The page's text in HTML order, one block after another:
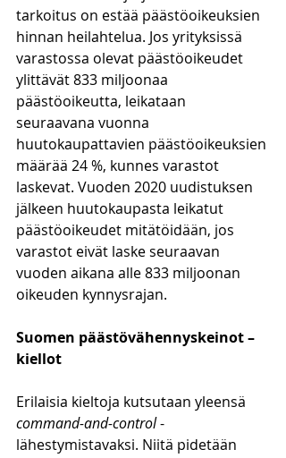
tarkoitus on estää päästöoikeuksien
hinnan heilahtelua. Jos yrityksissä
varastossa olevat päästöoikeudet
ylittävät 833 miljoonaa
päästöoikeutta, leikataan
seuraavana vuonna
huutokaupattavien päästöoikeuksien
määrää 24 %, kunnes varastot
laskevat. Vuoden 2020 uudistuksen
jälkeen huutokaupasta leikatut
päästöoikeudet mitätöidään, jos
varastot eivät laske seuraavan
vuoden aikana alle 833 miljoonan
oikeuden kynnysrajan.
Suomen päästövähennyskeinot –
kiellot
Erilaisia kieltoja kutsutaan yleensä
command-and-control -
lähestymistavaksi. Niitä pidetään